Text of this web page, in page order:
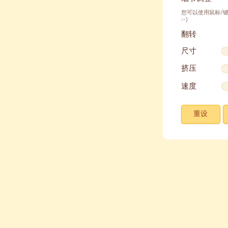
您可以使用鼠标/
:-)
翻转
尺寸
挤压
速度
重设